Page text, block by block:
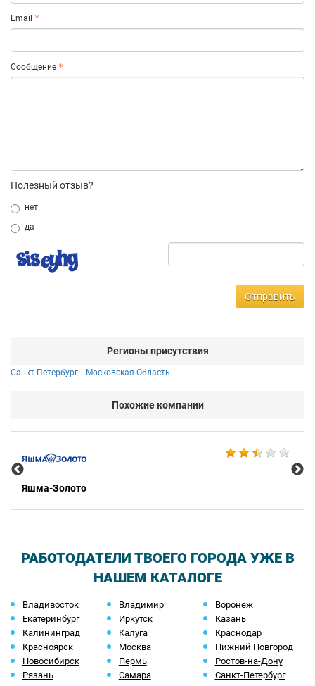
Email
Сообщение
Полезный отзыв?
нет
да
Отправить
Регионы присутствия
Санкт-Петербург Московская Область
Похожие компании
Яшма-Золото
РАБОТОДАТЕЛИ ТВОЕГО ГОРОДА УЖЕ В
НАШЕМ КАТАЛОГЕ
Владивосток Владимир
Воронеж
Екатеринбург
Иркутск
Казань
Калининград
Калуга
Краснодар
Красноярск
Москва
Нижний Новгород
Новосибирск
Пермь
Ростов-на-Дону
Рязань
Самара
Санкт-Петербург